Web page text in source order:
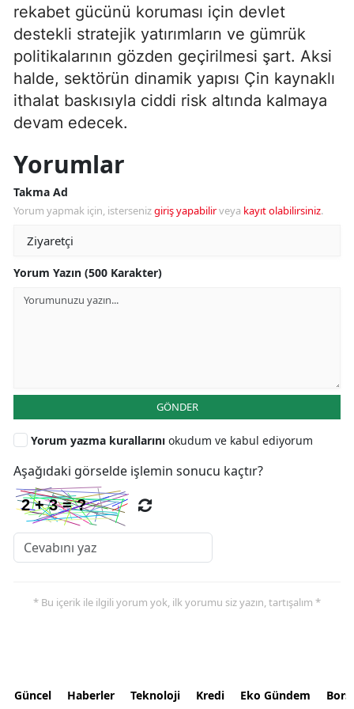
rekabet gücünü koruması için devlet
destekli stratejik yatırımların ve gümrük
politikalarının gözden geçirilmesi şart. Aksi
halde, sektörün dinamik yapısı Çin kaynaklı
ithalat baskısıyla ciddi risk altında kalmaya
devam edecek.
Yorumlar
Takma Ad
Yorum yapmak için, istersenizgiriş yapabilirveya kayıt olabilirsiniz.
Yorum Yazın (500 Karakter)
GÖNDER
Yorum yazma kurallarını okudum ve kabul ediyorum
Aşağıdaki görselde işlemin sonucu kaçtır?
* Bu içerik ile ilgili yorum yok, ilk yorumu siz yazın, tartışalım *
Güncel Haberler Teknoloji Kredi Eko Gündem